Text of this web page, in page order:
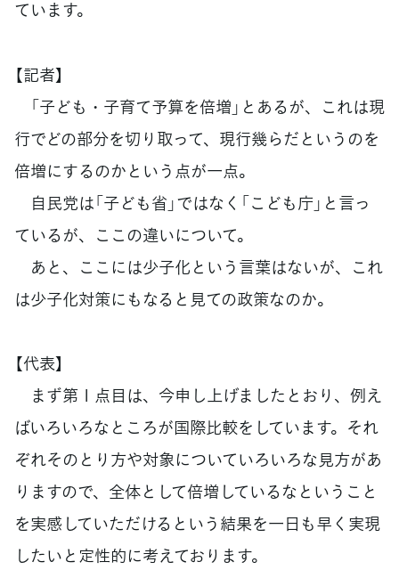
ています。
【記者】
「子ども・子育て予算を倍増」とあるが、これは現
行でどの部分を切り取って、現行幾らだというのを
倍増にするのかという点が一点。
自民党は「子ども省」ではなく「こども庁」と言っ
ているが、ここの違いについて。
あと、ここには少子化という言葉はないが、これ
は少子化対策にもなると見ての政策なのか。
【代表】
まず第１点目は、今申し上げましたとおり、例え
ばいろいろなところが国際比較をしています。それ
ぞれそのとり方や対象についていろいろな見方があ
りますので、全体として倍増しているなということ
を実感していただけるという結果を一日も早く実現
したいと定性的に考えております。